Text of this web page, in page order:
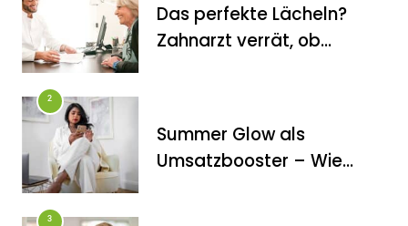
Das perfekte Lächeln?
Zahnarzt verrät, ob
2
Summer Glow als
Umsatzbooster – Wie
3
FITNESS
Die perfekten Liegestütze